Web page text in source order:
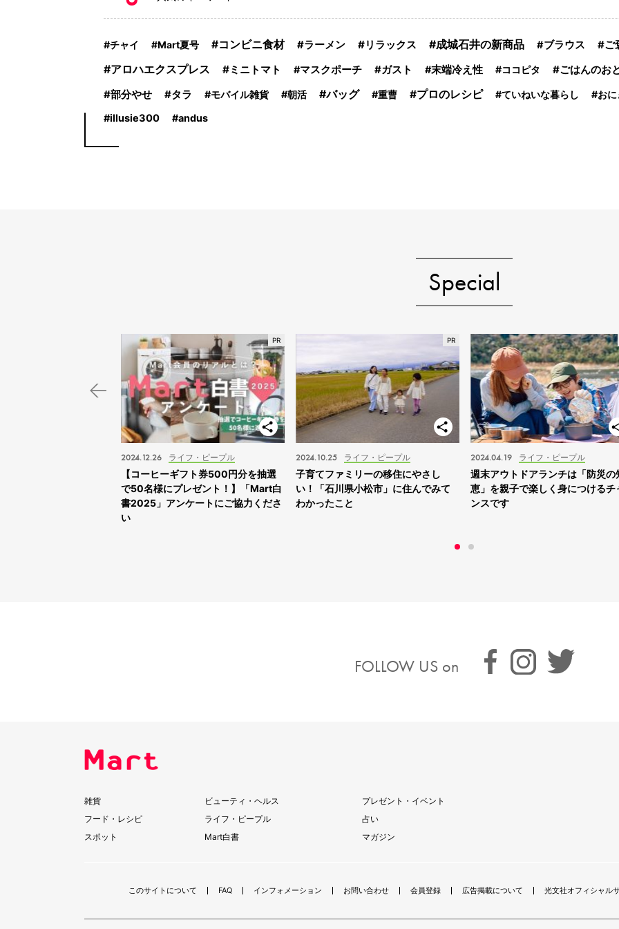
チャイ Mart夏号 コンビニ食材 ラーメン リラックス 成城石井の新商品 ブラウス ご
アロハエクスプレス ミニトマト マスクポーチ ガスト 末端冷え性 ココピタ
ごはんのお
部分やせ
タラ モバイル雑貨 朝活 バッグ 重曹 プロのレシピ ていねいな暮らし お
illusie300 andus
Special
ライフ・ピープル
2024.12.26
【コーヒーギフト券500円分を抽選
で50名様にプレゼント！】「Mart白
書2025」アンケートにご協力くださ
い
ライフ・ピープル
2024.10.25
子育てファミリーの移住にやさし
い！「石川県小松市」に住んでみて
わかったこと
ライフ・ピープル
2024.04.19
週末アウトドアランチは「防災の
恵」を親子で楽しく身につけるチ
ンスです
FOLLOW US on
雑貨
フード・レシピ
スポット
ビューティ・ヘルス
ライフ・ピープル
Mart白書
プレゼント・イベント
占い
マガジン
このサイトについて FAQ インフォメーション お問い合わせ 会員登録 広告掲載について 光文社オフィシャル